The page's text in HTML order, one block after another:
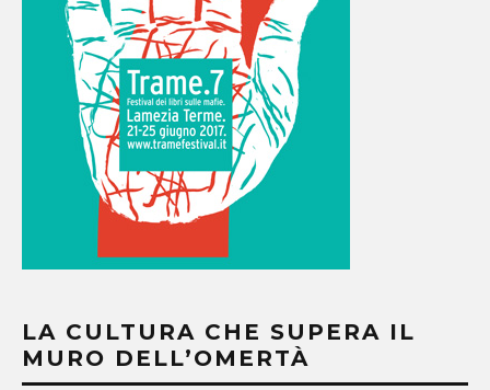
LA CULTURA CHE SUPERA IL
MURO DELL’OMERTÀ